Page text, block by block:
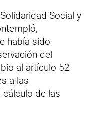
Social y
había sido
del
al artículo 52
a las
de las